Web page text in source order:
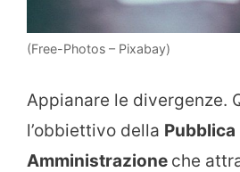
(Free-Photos – Pixabay)
Appianare le divergenze.
l’obbiettivo della Pubblica
Amministrazione che